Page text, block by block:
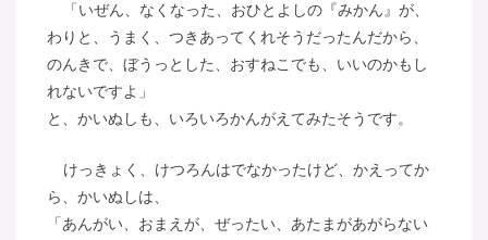
「いぜん、なくなった、おひとよしの『みかん』が、
わりと、うまく、つきあってくれそうだったんだから、
のんきで、ぼうっとした、おすねこでも、いいのかもし
れないですよ」
と、かいぬしも、いろいろかんがえてみたそうです。
けっきょく、けつろんはでなかったけど、かえってか
ら、かいぬしは、
「あんがい、おまえが、ぜったい、あたまがあがらない